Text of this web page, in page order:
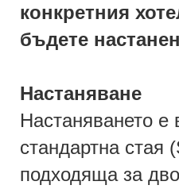
конкретния
бъдете
Настаняване
Настаняването
стандартна стая
подходяща за